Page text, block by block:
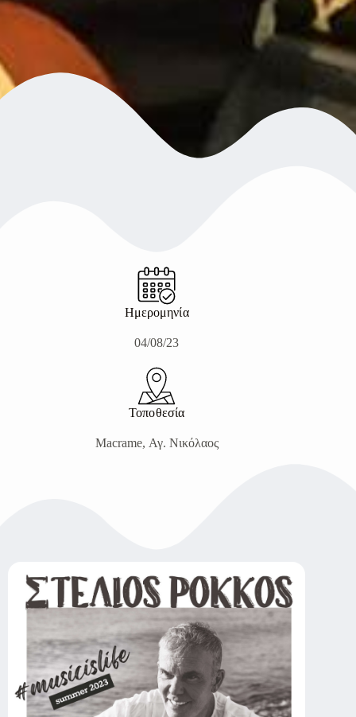
Ημερομηνία
04/08/23
Τοποθεσία
Macrame, Αγ. Νικόλαος